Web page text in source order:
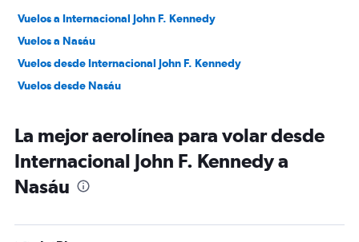
Vuelos a Internacional John F. Kennedy
Vuelos a Nasáu
Vuelos desde Internacional John F. Kennedy
Vuelos desde Nasáu
La mejor aerolínea para volar desde
Internacional John F. Kennedy a
Nasáu